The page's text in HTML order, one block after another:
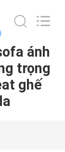
ánh
trọng
ghế